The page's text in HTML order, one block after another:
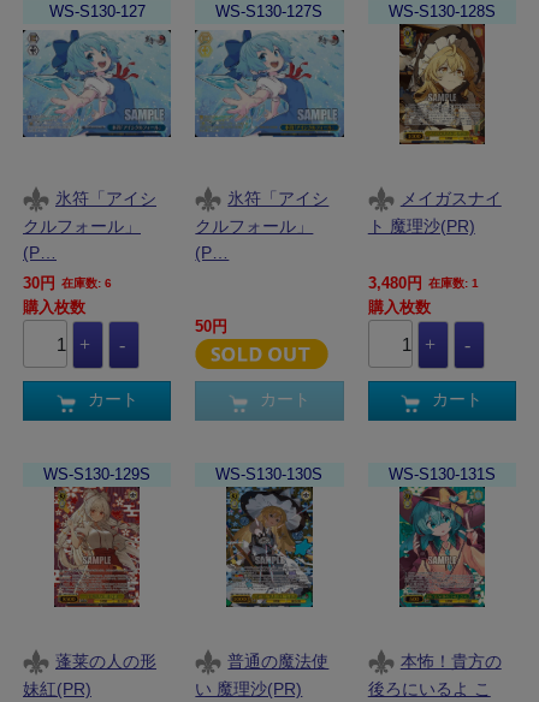
WS-S130-127
氷符「アイシ
クルフォール」
(P…
30円 在庫数: 6
購入枚数
カート
WS-S130-127S
氷符「アイシ
クルフォール」
(P…
50円
カート
WS-S130-128S
メイガスナイ
ト 魔理沙(PR)
3,480円 在庫数: 1
購入枚数
カート
WS-S130-129S
蓬莱の人の形
妹紅(PR)
WS-S130-130S
普通の魔法使
い 魔理沙(PR)
WS-S130-131S
本怖！貴方の
後ろにいるよ こ